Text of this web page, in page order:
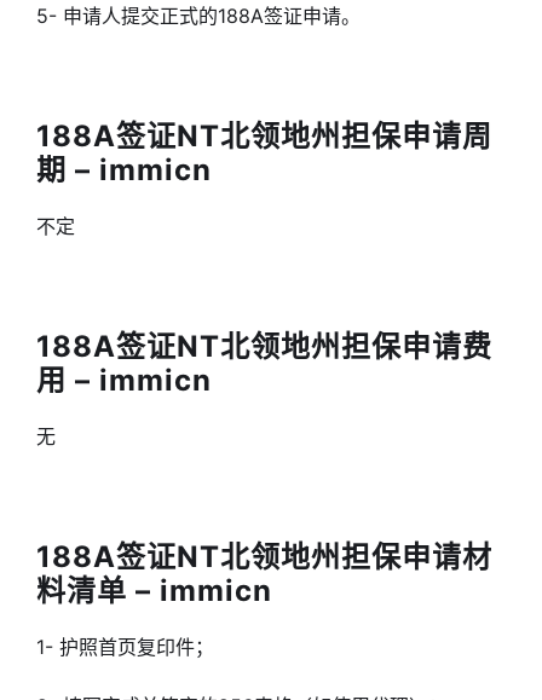
5- 申请人提交正式的188A签证申请。
188A签证NT北领地州担保申请周
期 – immicn
不定
188A签证NT北领地州担保申请费
用 – immicn
无
188A签证NT北领地州担保申请材
料清单 – immicn
1- 护照首页复印件；